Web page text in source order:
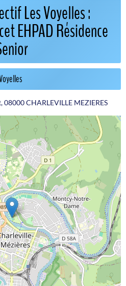
Les Voyelles :
EHPAD Résidence
08000 CHARLEVILLE MEZIERES